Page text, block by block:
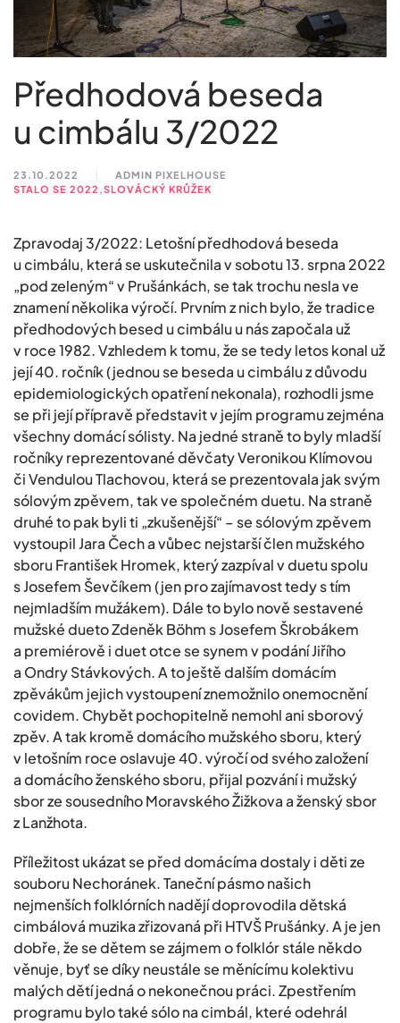
Předhodová beseda
u cimbálu 3/2022
23.10.2022
ADMIN PIXELHOUSE
STALO SE 2022 ,SLOVÁCKÝ KRŮŽEK
Zpravodaj 3/2022: Letošní předhodová beseda
u cimbálu, která se uskutečnila v sobotu 13. srpna 2022
„pod zeleným“ v Prušánkách, se tak trochu nesla ve
znamení několika výročí. Prvním z nich bylo, že tradice
předhodových besed u cimbálu u nás započala už
v roce 1982. Vzhledem k tomu, že se tedy letos konal už
její 40. ročník (jednou se beseda u cimbálu z důvodu
epidemiologických opatření nekonala), rozhodli jsme
se při její přípravě představit v jejím programu zejména
všechny domácí sólisty. Na jedné straně to byly mladší
ročníky reprezentované děvčaty Veronikou Klímovou
či Vendulou Tlachovou, která se prezentovala jak svým
sólovým zpěvem, tak ve společném duetu. Na straně
druhé to pak byli ti „zkušenější“ – se sólovým zpěvem
vystoupil Jara Čech a vůbec nejstarší člen mužského
sboru František Hromek, který zazpíval v duetu spolu
s Josefem Ševčíkem (jen pro zajímavost tedy s tím
nejmladším mužákem). Dále to bylo nově sestavené
mužské dueto Zdeněk Böhm s Josefem Škrobákem
a premiérově i duet otce se synem v podání Jiřího
a Ondry Stávkových. A to ještě dalším domácím
zpěvákům jejich vystoupení znemožnilo onemocnění
covidem. Chybět pochopitelně nemohl ani sborový
zpěv. A tak kromě domácího mužského sboru, který
v letošním roce oslavuje 40. výročí od svého založení
a domácího ženského sboru, přijal pozvání i mužský
sbor ze sousedního Moravského Žižkova a ženský sbor
z Lanžhota.
Příležitost ukázat se před domácíma dostaly i děti ze
souboru Nechoránek. Taneční pásmo našich
nejmenších folklórních nadějí doprovodila dětská
cimbálová muzika zřizovaná při HTVŠ Prušánky. A je jen
dobře, že se dětem se zájmem o folklór stále někdo
věnuje, byť se díky neustále se měnícímu kolektivu
malých dětí jedná o nekonečnou práci. Zpestřením
programu bylo také sólo na cimbál, které odehrál